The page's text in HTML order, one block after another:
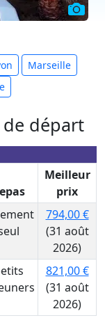
Marseille
départ
Meilleur
prix
794,00 €
(31 août
2026)
821,00 €
(31 août
2026)